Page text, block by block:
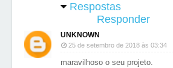
Respostas
Responder
UNKNOWN
25 de setembro de 2018 às 03:34
maravilhoso o seu projeto.